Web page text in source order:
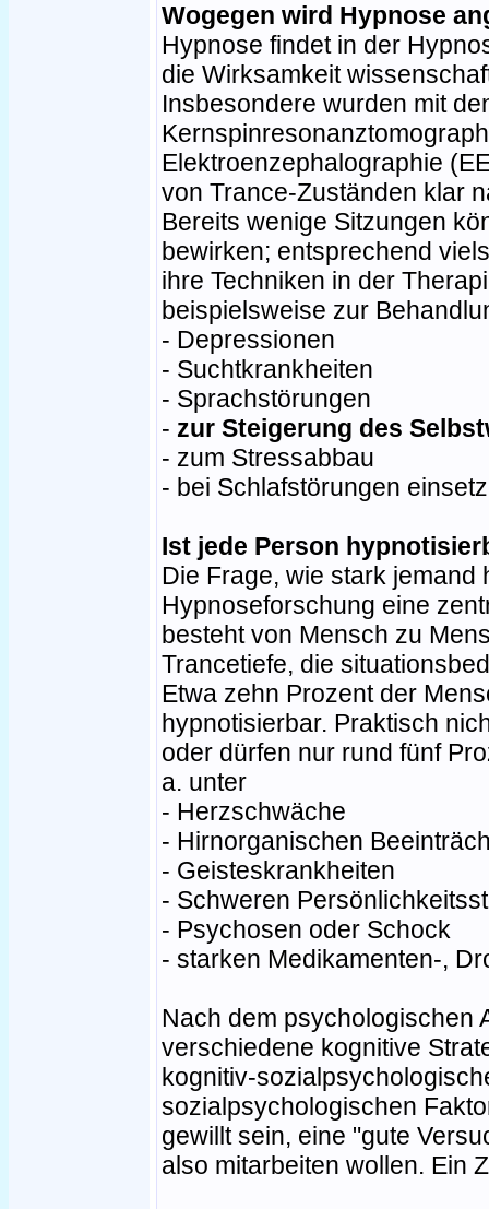
Wogegen wird Hypnose
Hypnose findet in der
die Wirksamkeit
Insbesondere wurden mit
Elektroenzephalographie
von Trance-Zuständen klar
Bereits wenige Sitzungen
bewirken; entsprechend
ihre Techniken in der
beispielsweise zur
- Depressionen
- Suchtkrankheiten
- Sprachstörungen
- zur Steigerung des
- zum Stressabbau
- bei Schlafstörungen
Ist jede Person
Die Frage, wie stark jemand
Hypnoseforschung eine
besteht von Mensch zu
Trancetiefe, die
Etwa zehn Prozent der
hypnotisierbar. Praktisch
oder dürfen nur rund fünf
a. unter
- Herzschwäche
- Hirnorganischen
- Geisteskrankheiten
- Schweren
- Psychosen oder Schock
- starken Medikamenten-,
Nach dem psychologischen
verschiedene kognitive
kognitiv-
sozialpsychologischen
gewillt sein, eine "gute
also mitarbeiten wollen. Ein